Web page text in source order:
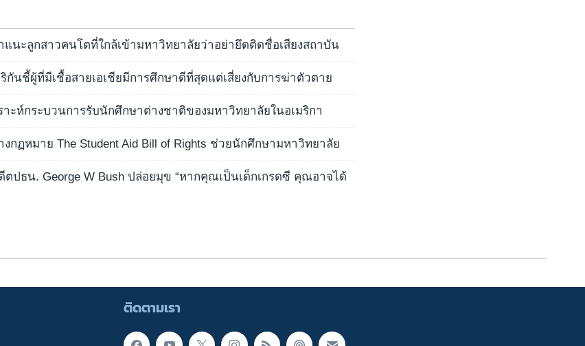
นะลูกสาวคนโตที่ใกล้เข้ามหาวิทยาลัยว่าอย่ายึดติดชื่อเสียงสถาบัน
กันชี้ผู้ที่มีเชื้อสายเอเชียมีการศึกษาดีที่สุดแต่เสี่ยงกับการฆ่าตัวตาย
ราะห์กระบวนการรับนักศึกษาต่างชาติของมหาวิทยาลัยในอเมริกา
งกฏหมาย The Student Aid Bill of Rights ช่วยนักศึกษามหาวิทยาลัย
ปธน. George W Bush ปล่อยมุข “หากคุณเป็นเด็กเกรดซี คุณอาจได้
ติดตามเรา